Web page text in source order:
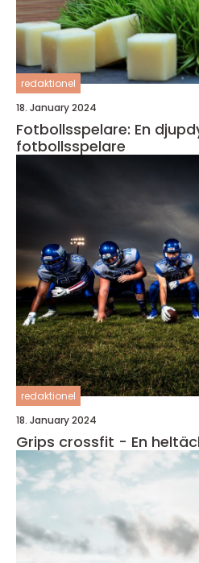
redaktionel
18. January 2024
Fotbollsspelare: En
fotbollsspelare
redaktionel
18. January 2024
Grips crossfit - En